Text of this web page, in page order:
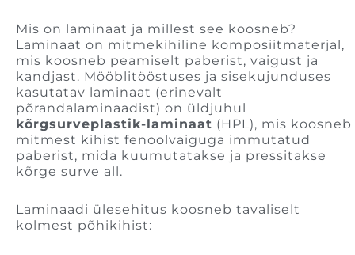
Mis on laminaat ja millest see koosneb?
Laminaat on mitmekihiline komposiitmaterjal,
mis koosneb peamiselt paberist, vaigust ja
kandjast. Mööblitööstuses ja sisekujunduses
kasutatav laminaat (erinevalt
põrandalaminaadist) on üldjuhul
kõrgsurveplastik-laminaat (HPL), mis koosneb
mitmest kihist fenoolvaiguga immutatud
paberist, mida kuumutatakse ja pressitakse
kõrge surve all.
Laminaadi ülesehitus koosneb tavaliselt
kolmest põhikihist: